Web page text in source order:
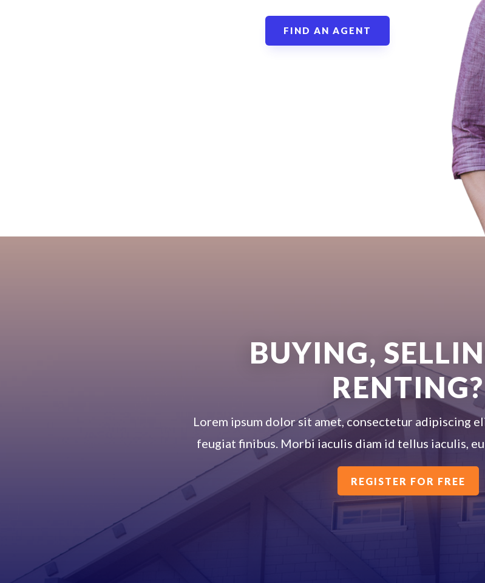
FIND AN AGENT
BUYING,
RENTING?
Lorem ipsum dolor sit amet, consectetur adipiscing
feugiat finibus. Morbi iaculis diam id tellus iaculis,
REGISTER FOR FREE